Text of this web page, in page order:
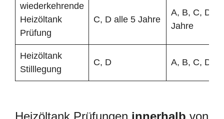
wiederkehrende
Heizöltank
Prüfung
C, D alle 5 Jahre
A, B, C, D
Jahre
Heizöltank
Stilllegung
C, D A, B, C, D
Heizöltank Prüfungen innerhalb von